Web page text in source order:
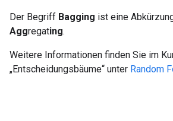
Der Begriff Bagging ist eine
Aggregating.
Weitere Informationen finden Sie im
„Entscheidungsbäume“ unter Random